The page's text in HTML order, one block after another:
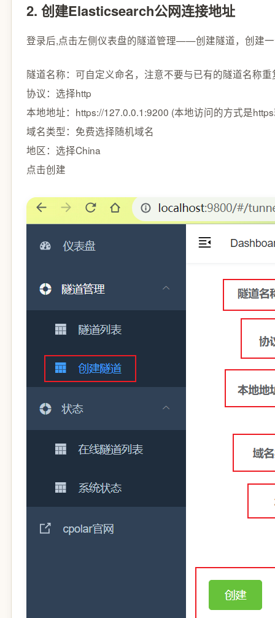
2. 创建Elasticsearch公网连接地址
登录后,点击左侧仪表盘的隧道管理——创建隧道，创建
隧道名称：可自定义命名，注意不要与已有的隧道名称重
协议：选择http
本地地址：https://127.0.0.1:9200 (本地访问的方式是
域名类型：免费选择随机域名
地区：选择China
点击创建